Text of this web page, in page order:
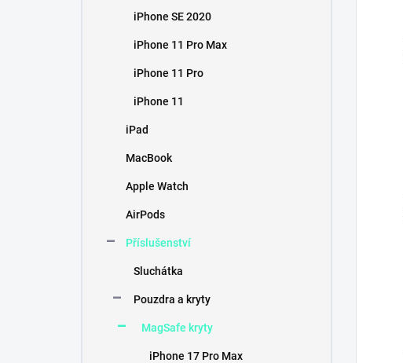
iPhone SE 2020
iPhone 11 Pro Max
iPhone 11 Pro
iPhone 11
iPad
MacBook
Apple Watch
AirPods
Příslušenství
Sluchátka
Pouzdra a kryty
MagSafe kryty
iPhone 17 Pro Max